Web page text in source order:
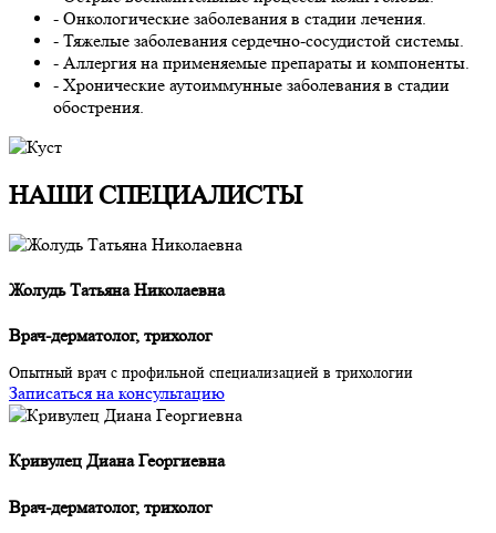
- Онкологические заболевания в стадии лечения.
- Тяжелые заболевания сердечно-сосудистой системы.
- Аллергия на применяемые препараты и компоненты.
- Хронические аутоиммунные заболевания в стадии
обострения.
НАШИ СПЕЦИАЛИCТЫ
Жолудь Татьяна Николаевна
Врач-дерматолог, трихолог
Опытный врач с профильной специализацией в трихологии
Записаться на консультацию
Кривулец Диана Георгиевна
Врач-дерматолог, трихолог